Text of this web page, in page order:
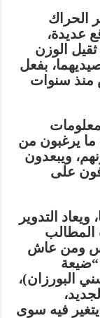
الحراك
عديدة،
الوزن
بفعل
سنوات
ما يرغبون من
ويبعدون
على
التدوير
المطالب
ومن عاش
البورزان)،
فيه سوى